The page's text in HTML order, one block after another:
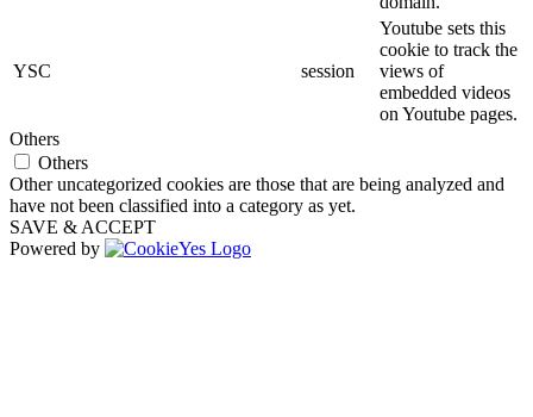
YSC session
Youtube sets this
cookie to track the
views of
embedded videos
on Youtube pages.
Others
Others
Other uncategorized cookies are those that are being analyzed and
have not been classified into a category as yet.
SAVE & ACCEPT
Powered by